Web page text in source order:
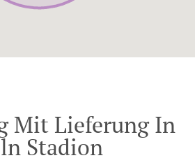
Mit Lieferung In
Stadion